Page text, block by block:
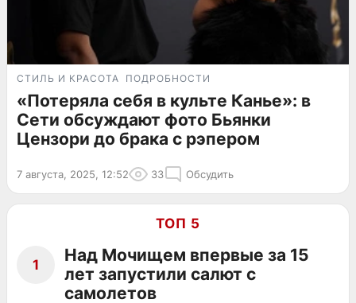
СТИЛЬ И КРАСОТА ПОДРОБНОСТИ
«Потеряла себя в культе Канье»: в
Сети обсуждают фото Бьянки
Цензори до брака с рэпером
7 августа, 2025, 12:52 33 Обсудить
ТОП 5
1
Над Мочищем впервые за 15
лет запустили салют с
самолетов